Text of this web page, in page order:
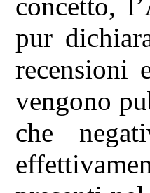
pur
recensioni
vengono
che